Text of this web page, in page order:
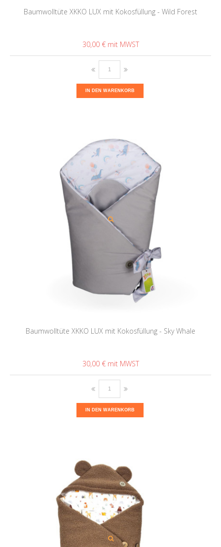
Baumwolltüte XKKO LUX mit Kokosfüllung - Wild Forest
30,00 €
IN DEN WARENKORB
Baumwolltüte XKKO LUX mit Kokosfüllung - Sky Whale
30,00 €
IN DEN WARENKORB